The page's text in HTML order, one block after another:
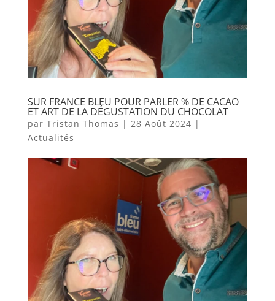
SUR FRANCE BLEU POUR PARLER % DE CACAO
ET ART DE LA DÉGUSTATION DU CHOCOLAT
par Tristan Thomas | 28 Août 2024 |
Actualités